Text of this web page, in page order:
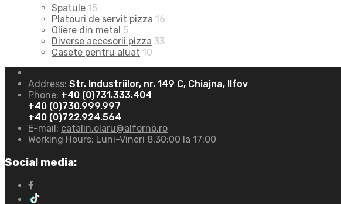
Spatule 15
Platouri de servit pizza 16
Oliere din metal 5
Diverse accesorii pizza 33
Casete pentru aluat 10
Address: Str. Industriilor, nr. 149 C, Chiajna, Ilfov
Phone: +40 (0)731.333.404
+40 (0)730.999.997
+40 (0)722.924.564
E-mail: catalin.olaru@alforno.ro
Working Hours: Luni-Vineri 8.30:00 la 17:00
Social media: